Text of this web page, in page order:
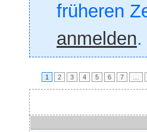
früheren
anmelden.
1 2 3 4 5 6 7 …